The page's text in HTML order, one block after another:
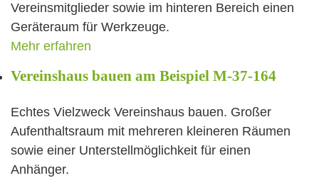
Vereinsmitglieder sowie im hinteren Bereich einen
Geräteraum für Werkzeuge.
Mehr erfahren
Vereinshaus bauen am Beispiel M-37-164
Echtes Vielzweck Vereinshaus bauen. Großer
Aufenthaltsraum mit mehreren kleineren Räumen
sowie einer Unterstellmöglichkeit für einen
Anhänger.